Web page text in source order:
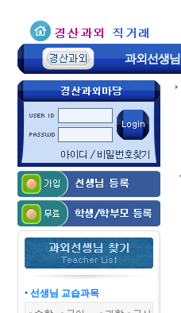
과외선생님
• 선생님 교습과목